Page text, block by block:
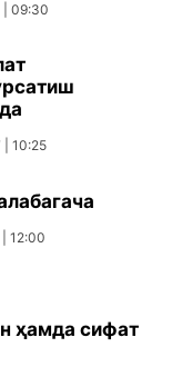
| 09:30
10:25
12:00
ҳамда сифат